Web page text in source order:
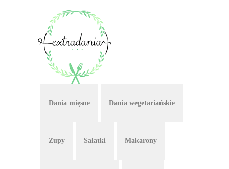
Dania mięsne Dania wegetariańskie
Zupy Sałatki Makarony